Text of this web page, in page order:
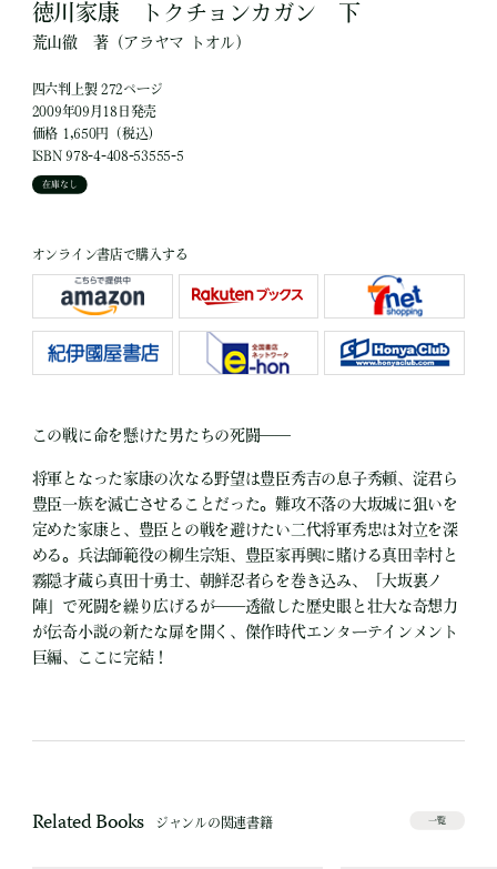
徳川家康 トクチョンカガン 下
荒山徹 著（アラヤマ トオル）
四六判上製 272ページ
2009年09月18日発売
価格 1,650円（税込）
ISBN 978-4-408-53555-5
在庫なし
オンライン書店で購入する
この戦に命を懸けた男たちの死闘――
将軍となった家康の次なる野望は豊臣秀吉の息子秀頼、淀君ら
豊臣一族を滅亡させることだった。難攻不落の大坂城に狙いを
定めた家康と、豊臣との戦を避けたい二代将軍秀忠は対立を深
める。兵法師範役の柳生宗矩、豊臣家再興に賭ける真田幸村と
霧隠才蔵ら真田十勇士、朝鮮忍者らを巻き込み、「大坂裏ノ
陣」で死闘を繰り広げるが――透徹した歴史眼と壮大な奇想力
が伝奇小説の新たな扉を開く、傑作時代エンターテインメント
巨編、ここに完結！
Related Books ジャンルの関連書籍 一覧